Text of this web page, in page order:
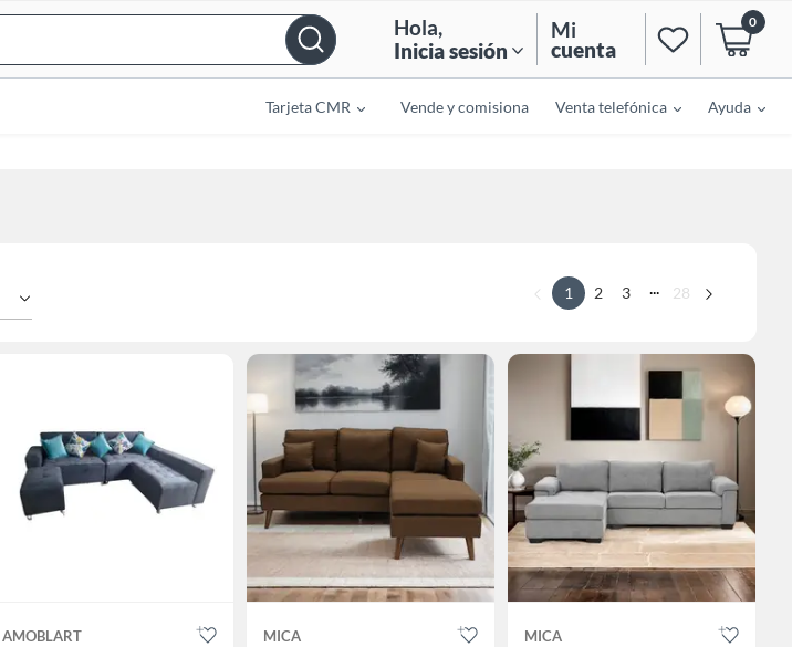
Bar
Hola,
Inicia sesión
Mi
cuenta
0
Tarjeta CMR Vende y comisiona Venta telefónica Ayuda
1 2 3 ... 28
AMOBLART MICA MICA